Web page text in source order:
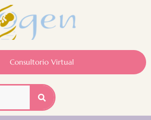
Consultorio Virtual